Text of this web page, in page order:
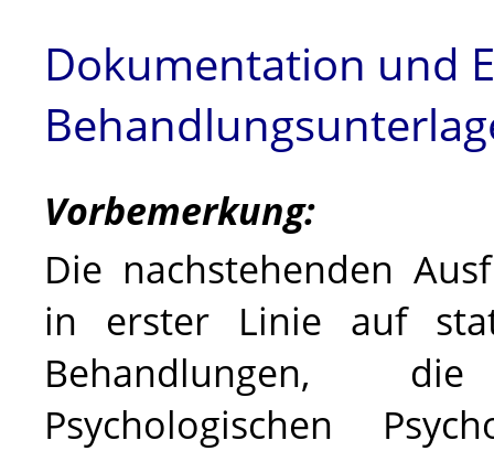
Dokumentation und
Vorbemerkung:
Die nachstehenden
in erster Linie auf
Psychologischen